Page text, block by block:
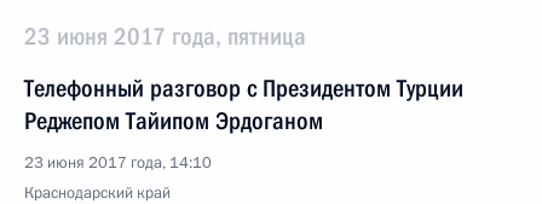
23 июня 2017 года, пятница
Телефонный разговор с Президентом Турции
Реджепом Тайипом Эрдоганом
23 июня 2017 года, 14:10
Краснодарский край